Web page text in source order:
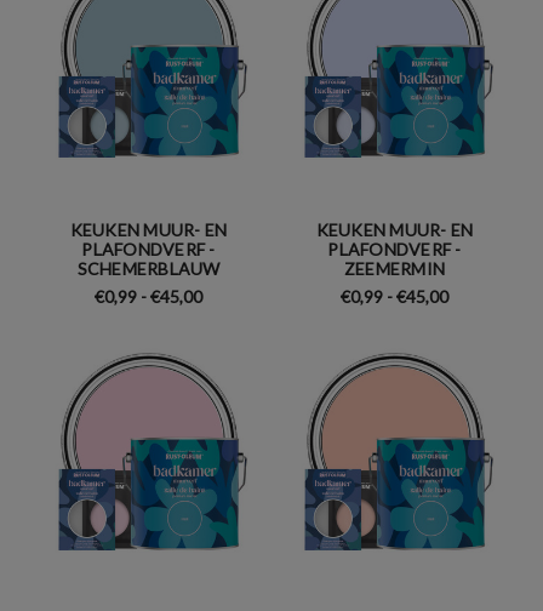
KEUKEN MUUR- EN
PLAFONDVERF -
SCHEMERBLAUW
€0,99 - €45,00
KEUKEN MUUR- EN
PLAFONDVERF -
ZEEMERMIN
€0,99 - €45,00